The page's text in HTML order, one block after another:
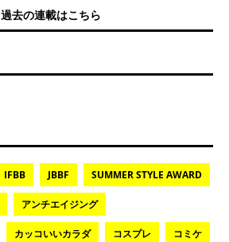
過去の連載はこちら
IFBB JBBF SUMMER STYLE AWARD
アンチエイジング
カッコいいカラダ コスプレ コミケ